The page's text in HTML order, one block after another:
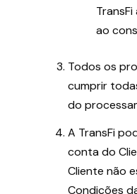
ao
Todos os
cumprir
do
A TransFi
conta do
Cliente não
Condições